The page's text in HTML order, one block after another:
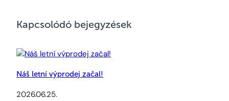
Kapcsolódó bejegyzések
Náš letní výprodej začal!
2026.06.25.